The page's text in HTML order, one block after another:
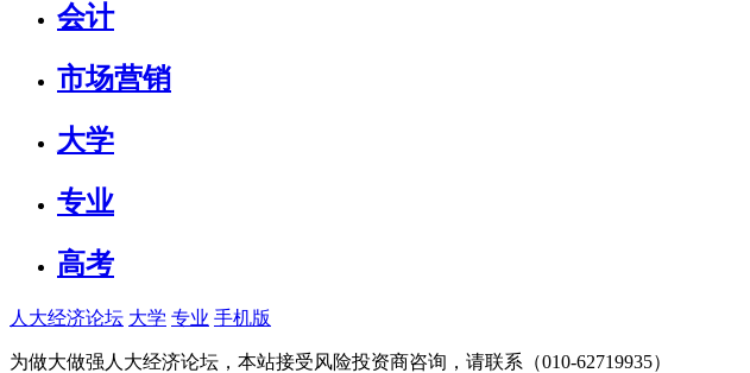
会计
市场营销
大学
专业
高考
人大经济论坛 大学 专业 手机版
为做大做强人大经济论坛，本站接受风险投资商咨询，请联系（010-62719935）